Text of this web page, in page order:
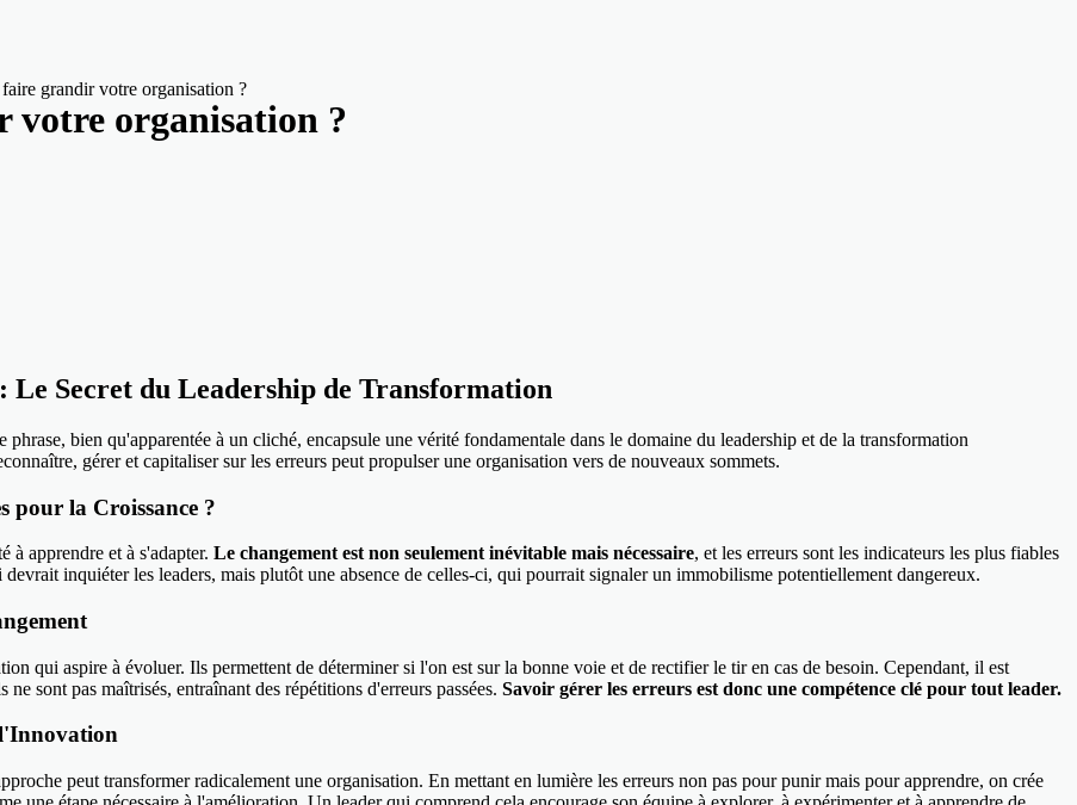
grandir votre organisation ?
votre organisation ?
Secret du Leadership de Transformation
phrase, bien qu'apparentée à un cliché, encapsule une vérité fondamentale dans le domaine du leadership et de la transformation
gérer et capitaliser sur les erreurs peut propulser une organisation vers de nouveaux sommets.
pour la Croissance ?
à apprendre et à s'adapter. Le changement est non seulement inévitable mais nécessaire, et les erreurs sont les indicateurs les plus fiables
inquiéter les leaders, mais plutôt une absence de celles-ci, qui pourrait signaler un immobilisme potentiellement dangereux.
qui aspire à évoluer. Ils permettent de déterminer si l'on est sur la bonne voie et de rectifier le tir en cas de besoin. Cependant, il est
sont pas maîtrisés, entraînant des répétitions d'erreurs passées. Savoir gérer les erreurs est donc une compétence clé pour tout leader.
peut transformer radicalement une organisation. En mettant en lumière les erreurs non pas pour punir mais pour apprendre, on crée